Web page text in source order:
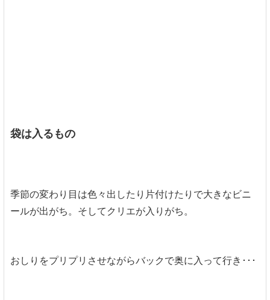
袋は入るもの
季節の変わり目は色々出したり片付けたりで大きなビニ
ールが出がち。そしてクリエが入りがち。
おしりをプリプリさせながらバックで奥に入って行き･･･